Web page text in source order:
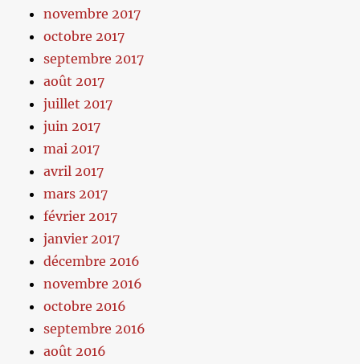
novembre 2017
octobre 2017
septembre 2017
août 2017
juillet 2017
juin 2017
mai 2017
avril 2017
mars 2017
février 2017
janvier 2017
décembre 2016
novembre 2016
octobre 2016
septembre 2016
août 2016